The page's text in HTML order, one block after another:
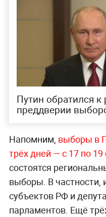
Путин обратился к
преддверии
Напомним, выборы в
трёх дней — с 17 по 19
состоятся
выборы. В частности,
субъектов РФ и
парламентов. Ещё